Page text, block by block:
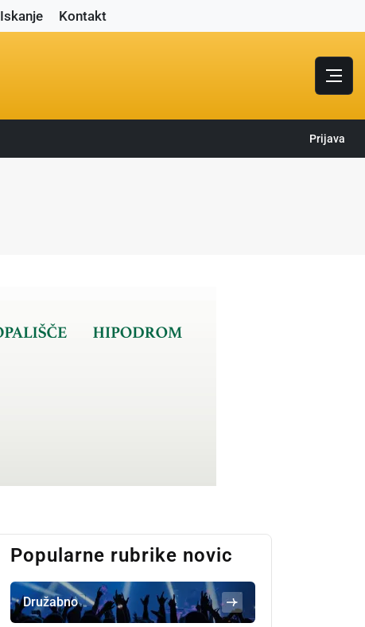
Iskanje Kontakt
Prijava
Popularne rubrike novic
Družabno